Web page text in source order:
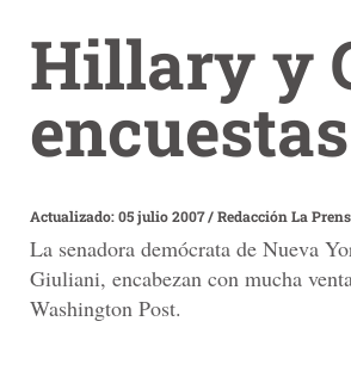
Hillary y
encuestas
Actualizado: 05 julio 2007/Redacción La
La senadora demócrata de Nueva
Giuliani, encabezan con mucha
Washington Post.